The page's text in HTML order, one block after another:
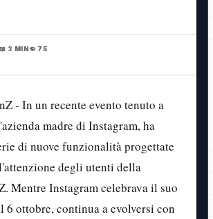
📖 3 MIN👁️ 75
- In un recente evento tenuto a
madre di Instagram, ha
di nuove funzionalità progettate
degli utenti della
Mentre Instagram celebrava il suo
6 ottobre, continua a evolversi con